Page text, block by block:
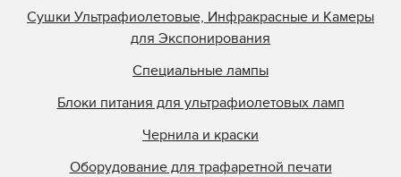
Сушки Ультрафиолетовые, Инфракрасные и Камеры
для Экспонирования
Специальные лампы
Блоки питания для ультрафиолетовых ламп
Чернила и краски
Оборудование для трафаретной печати